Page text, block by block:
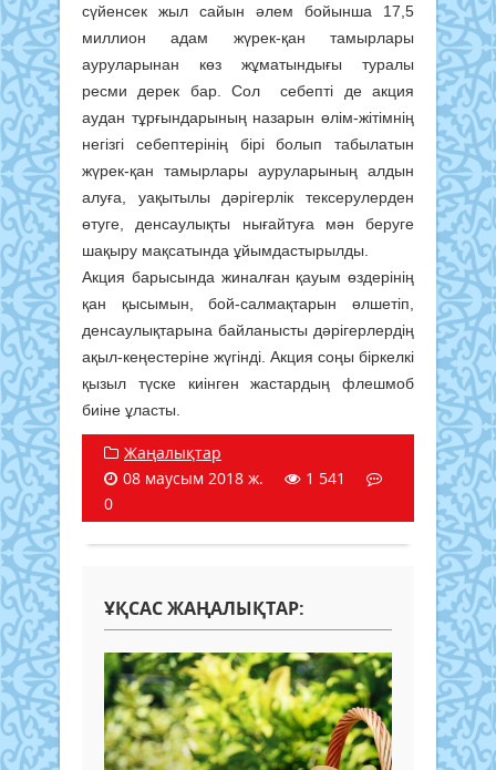
сүйенсек жыл сайын әлем бойынша 17,5
миллион адам жүрек-қан тамырлары
ауруларынан көз жұматындығы туралы
ресми дерек бар. Сол себепті де акция
аудан тұрғындарының назарын өлім-жітімнің
негізгі себептерінің бірі болып табылатын
жүрек-қан тамырлары ауруларының алдын
алуға, уақытылы дәрігерлік тексерулерден
өтуге, денсаулықты нығайтуға мән беруге
шақыру мақсатында ұйымдастырылды.
Акция барысында жиналған қауым өздерінің
қан қысымын, бой-салмақтарын өлшетіп,
денсаулықтарына байланысты дәрігерлердің
ақыл-кеңестеріне жүгінді. Акция соңы біркелкі
қызыл түске киінген жастардың флешмоб
биіне ұласты.
Жаңалықтар
08 маусым 2018 ж.
1 541
0
ҰҚСАС ЖАҢАЛЫҚТАР: